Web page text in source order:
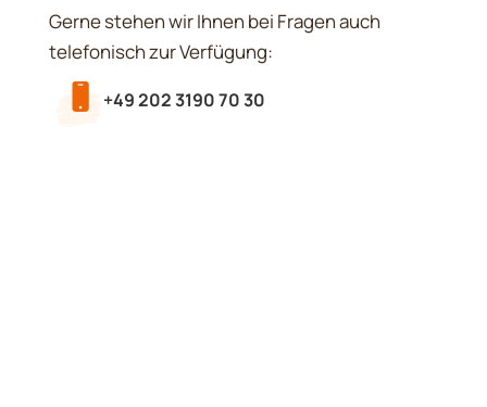
Gerne stehen wir Ihnen bei Fragen auch
telefonisch zur Verfügung:
+49 202 3190 70 30